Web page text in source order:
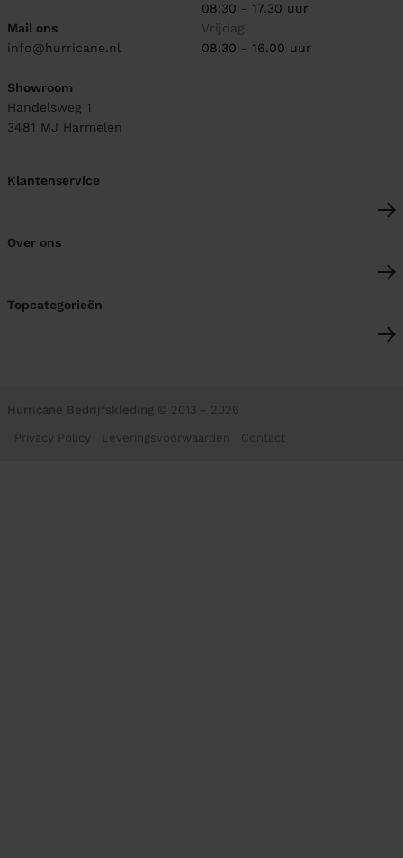
Mail ons
info@hurricane.nl
Showroom
Handelsweg 1
3481 MJ Harmelen
08:30 - 17.30 uur
Vrijdag
08:30 - 16.00 uur
Klantenservice
Over ons
Topcategorieën
Hurricane Bedrijfskleding © 2013 - 2026
Privacy Policy Leveringsvoorwaarden Contact